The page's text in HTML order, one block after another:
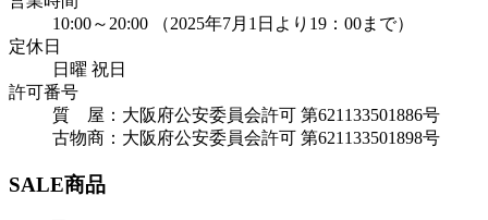
10:00～20:00 （2025年7月1日より19：00まで）
定休日
日曜 祝日
許可番号
質 屋：大阪府公安委員会許可 第621133501886号
古物商：大阪府公安委員会許可 第621133501898号
SALE商品